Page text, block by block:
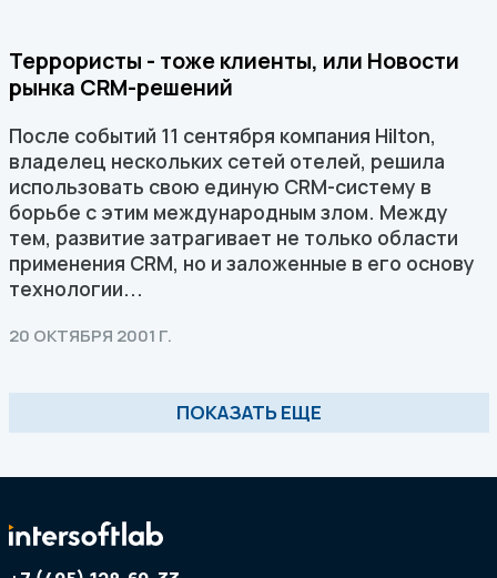
Террористы - тоже клиенты, или Новости
рынка CRM-решений
После событий 11 сентября компания Hilton,
владелец нескольких сетей отелей, решила
использовать свою единую CRM-систему в
борьбе с этим международным злом. Между
тем, развитие затрагивает не только области
применения CRM, но и заложенные в его основу
технологии...
20 ОКТЯБРЯ 2001 Г.
ПОКАЗАТЬ ЕЩЕ